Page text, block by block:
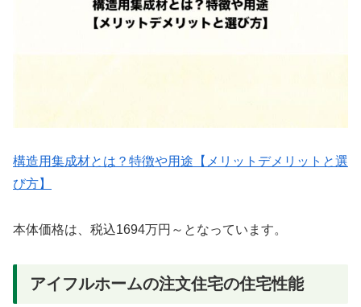
構造用集成材とは？特徴や用途【メリットデメリットと選
び方】
本体価格は、税込1694万円～となっています。
アイフルホームの注文住宅の住宅性能